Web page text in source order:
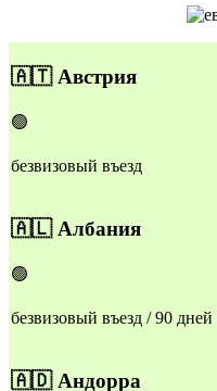
​🇦🇹 Австрия
🟢
безвизовый въезд
🇦🇱 Албания
🟢
безвизовый въезд / 90 дней
🇦🇩Андорра